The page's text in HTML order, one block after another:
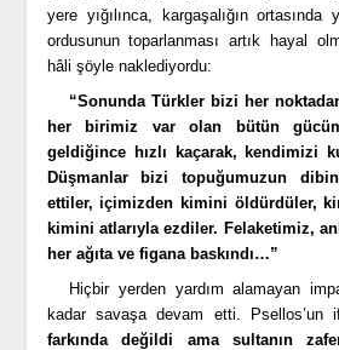
yere yığılınca, kargaşalığın ortasında
ordusunun toparlanması artık hayal
hâli şöyle naklediyordu:
“Sonunda Türkler bizi her
her birimiz var olan bütün
geldiğince hızlı kaçarak, kendimizi
Düşmanlar bizi topuğumuzun
ettiler, içimizden kimini öldürdüler,
kimini atlarıyla ezdiler. Felaketimiz,
her ağıta ve figana baskındı…”
Hiçbir yerden yardım alamayan
kadar savaşa devam etti. Psellos’un
farkında değildi ama sultanın